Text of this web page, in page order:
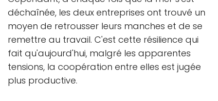
déchaînée, les deux entreprises ont trouvé un
moyen de retrousser leurs manches et de se
remettre au travail. C'est cette résilience qui
fait qu'aujourd'hui, malgré les apparentes
tensions, la coopération entre elles est jugée
plus productive.